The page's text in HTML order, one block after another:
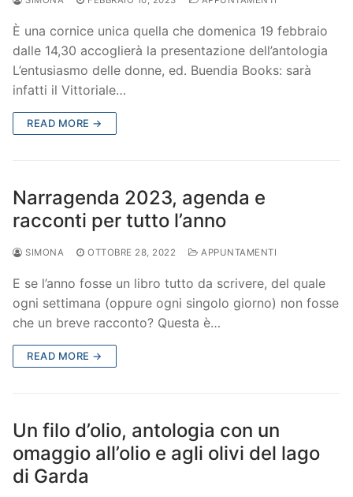
È una cornice unica quella che domenica 19 febbraio
dalle 14,30 accoglierà la presentazione dell’antologia
L’entusiasmo delle donne, ed. Buendia Books: sarà
infatti il Vittoriale…
READ MORE →
Narragenda 2023, agenda e
racconti per tutto l’anno
SIMONA OTTOBRE 28, 2022 APPUNTAMENTI
E se l’anno fosse un libro tutto da scrivere, del quale
ogni settimana (oppure ogni singolo giorno) non fosse
che un breve racconto? Questa è…
READ MORE →
Un filo d’olio, antologia con un
omaggio all’olio e agli olivi del lago
di Garda